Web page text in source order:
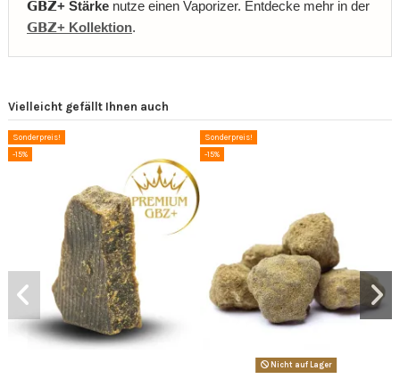
𝗚𝗕𝗭+ Stärke nutze einen Vaporizer. Entdecke mehr in der
𝗚𝗕𝗭+ Kollektion.
Vielleicht gefällt Ihnen auch
Sonderpreis!
-15%
Sonderpreis!
-15%
Nicht auf Lager